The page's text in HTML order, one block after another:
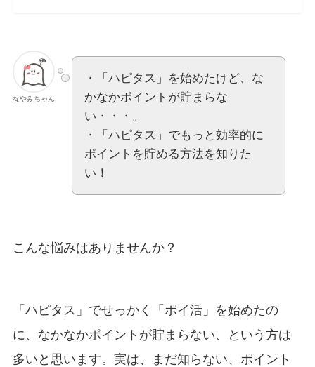
なやみちゃん
・「ハピタス」を始めたけど、な
かなかポイントが貯まらな
い・・・。
・「ハピタス」でもっと効率的に
ポイントを貯める方法を知りた
い！
こんな悩みはありませんか？
「ハピタス」でせっかく「ポイ活」を始めたの
に、なかなかポイントが貯まらない、という方は
多いと思います。実は、まだ知らない、ポイント